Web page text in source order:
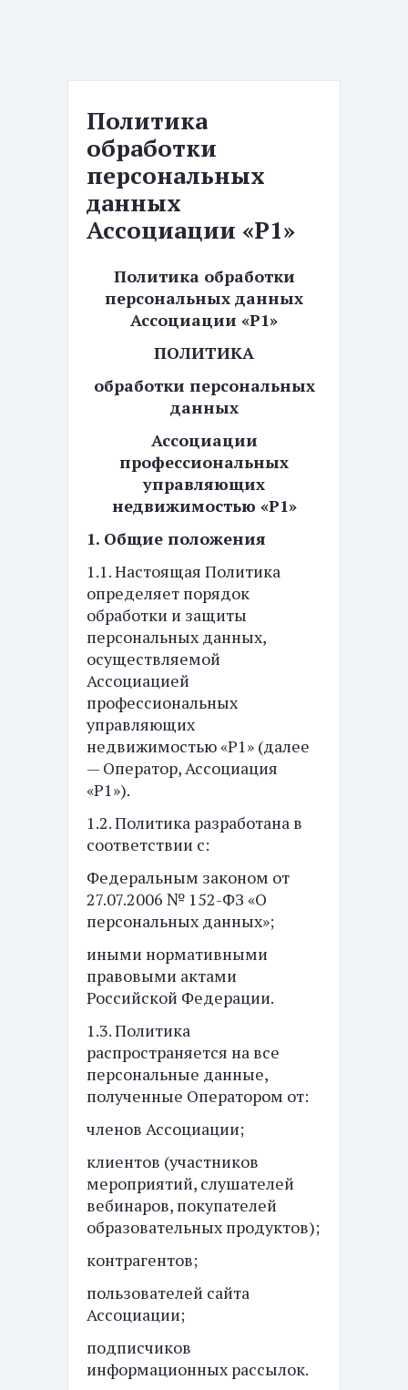
Политика
обработки
персональных
данных
Ассоциации «Р1»
Политика обработки
персональных данных
Ассоциации «Р1»
ПОЛИТИКА
обработки персональных
данных
Ассоциации
профессиональных
управляющих
недвижимостью «Р1»
1. Общие положения
1.1. Настоящая Политика
определяет порядок
обработки и защиты
персональных данных,
осуществляемой
Ассоциацией
профессиональных
управляющих
недвижимостью «Р1» (далее
— Оператор, Ассоциация
«Р1»).
1.2. Политика разработана в
соответствии с:
Федеральным законом от
27.07.2006 № 152-ФЗ «О
персональных данных»;
иными нормативными
правовыми актами
Российской Федерации.
1.3. Политика
распространяется на все
персональные данные,
полученные Оператором от:
членов Ассоциации;
клиентов (участников
мероприятий, слушателей
вебинаров, покупателей
образовательных продуктов);
контрагентов;
пользователей сайта
Ассоциации;
подписчиков
информационных рассылок.